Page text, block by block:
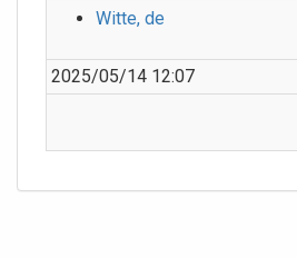
Witte, de
2025/05/14 12:07